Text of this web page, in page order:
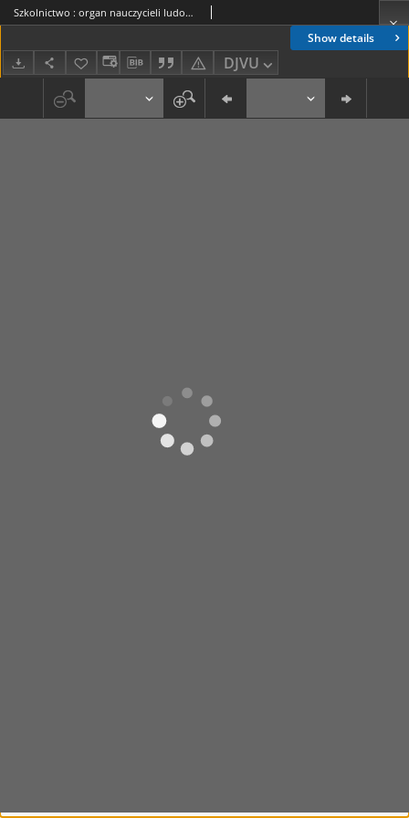
Show details
DJVU
Szkolnictwo : organ nauczycieli ludowych. 1909, R.19, nr 30